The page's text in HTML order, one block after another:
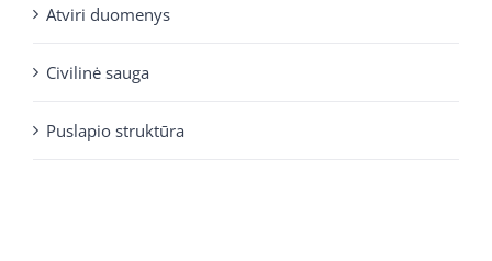
Atviri duomenys
Civilinė sauga
Puslapio struktūra